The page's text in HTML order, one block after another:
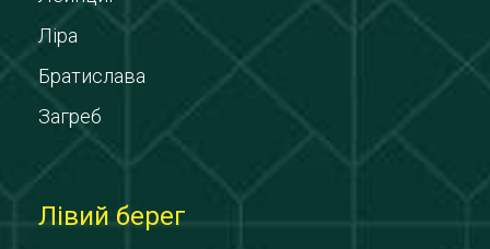
Ліра
Братислава
Загреб
Лівий берег